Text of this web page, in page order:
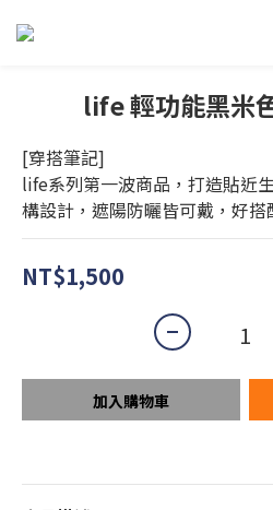
life 輕功能黑米
[穿搭筆記]
life系列第一波商品，打造貼近
構設計，遮陽防曬皆可戴，好搭
NT$1,500
加入購物車